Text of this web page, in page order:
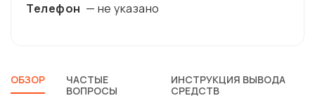
Телефон — не указано
ОБЗОР
ЧАСТЫЕ
ВОПРОСЫ
ИНСТРУКЦИЯ ВЫВОДА
СРЕДСТВ